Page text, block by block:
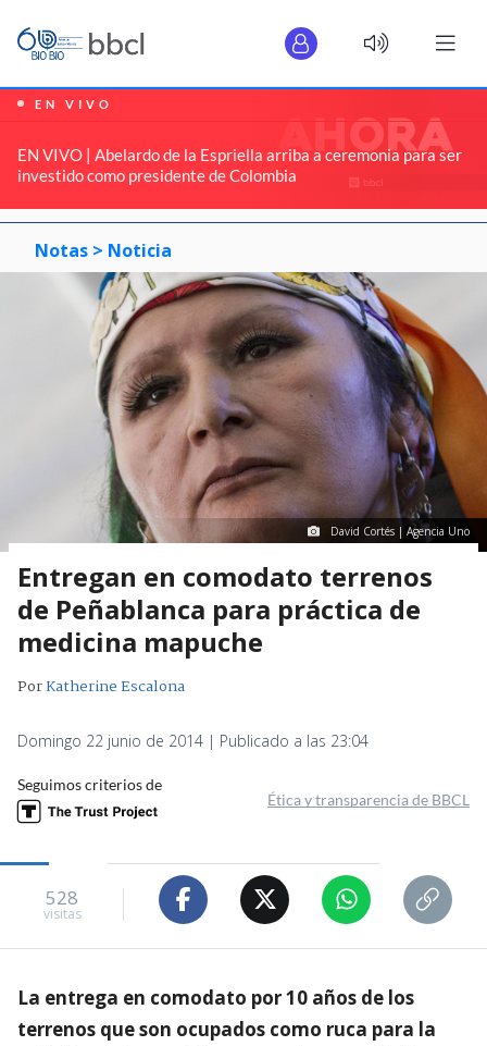
EN VIVO
EN VIVO | Abelardo de la Espriella arriba a ceremonia para ser
investido como presidente de Colombia
Notas > Noticia
David Cortés | Agencia Uno
Entregan en comodato terrenos
de Peñablanca para práctica de
medicina mapuche
PorKatherine Escalona
Domingo 22 junio de 2014 | Publicado a las 23:04
Seguimos criterios de
Ética y transparencia de BBCL
528
visitas
La entrega en comodato por 10 años de los
terrenos que son ocupados como ruca para la